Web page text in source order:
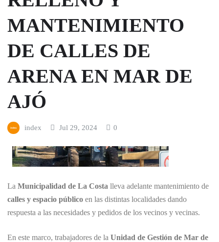
MANTENIMIENTO
DE CALLES DE
ARENA EN MAR DE
AJÓ
index Jul 29, 2024 0
La Municipalidad de La Costa lleva adelante mantenimiento de
calles y espacio público en las distintas localidades dando
respuesta a las necesidades y pedidos de los vecinos y vecinas.
En este marco, trabajadores de la Unidad de Gestión de Mar de